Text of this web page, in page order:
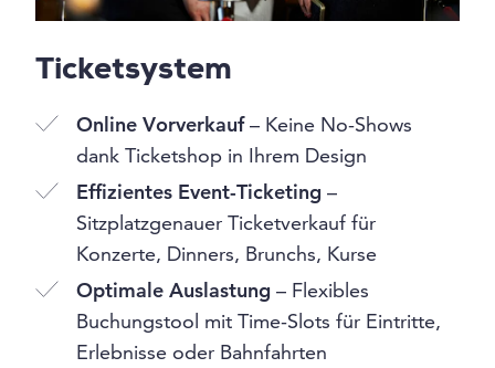
Ticketsystem
Online Vorverkauf– Keine No-Shows
dank Ticketshop in Ihrem Design
Effizientes Event-Ticketing –
Sitzplatzgenauer Ticketverkauf für
Konzerte, Dinners, Brunchs, Kurse
Optimale Auslastung – Flexibles
Buchungstool mit Time-Slots für Eintritte,
Erlebnisse oder Bahnfahrten